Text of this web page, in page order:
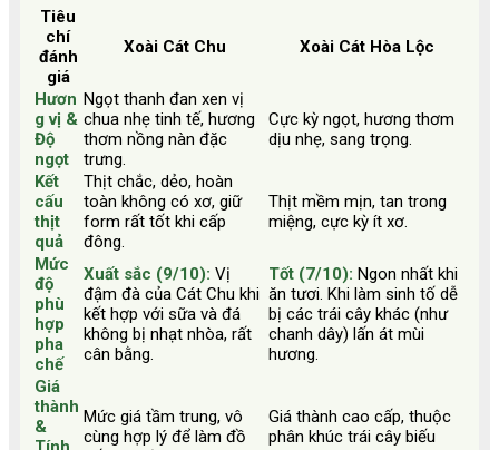
Tiêu
chí
đánh
giá
Xoài Cát Chu Xoài Cát Hòa Lộc
Hươn
g vị &
Độ
ngọt
Ngọt thanh đan xen vị
chua nhẹ tinh tế, hương
thơm nồng nàn đặc
trưng.
Cực kỳ ngọt, hương thơm
dịu nhẹ, sang trọng.
Kết
cấu
thịt
quả
Thịt chắc, dẻo, hoàn
toàn không có xơ, giữ
form rất tốt khi cấp
đông.
Thịt mềm mịn, tan trong
miệng, cực kỳ ít xơ.
Mức
độ
phù
hợp
pha
chế
Xuất sắc (9/10): Vị
đậm đà của Cát Chu khi
kết hợp với sữa và đá
không bị nhạt nhòa, rất
cân bằng.
Tốt (7/10): Ngon nhất khi
ăn tươi. Khi làm sinh tố dễ
bị các trái cây khác (như
chanh dây) lấn át mùi
hương.
Giá
thành
&
Mức giá tầm trung, vô
cùng hợp lý để làm đồ
Giá thành cao cấp, thuộc
phân khúc trái cây biếu